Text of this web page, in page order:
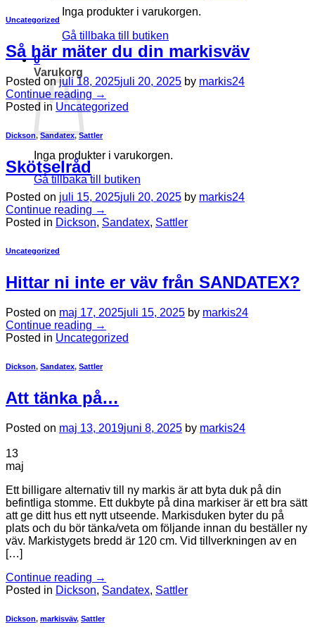
Inga produkter i varukorgen.
Gå tillbaka till butiken
0
Varukorg
Inga produkter i varukorgen.
Gå tillbaka till butiken
Uncategorized
Så här mäter du din markisväv
Posted onjuli 18, 2025juli 20, 2025 by markis24
Continue reading →
Posted in Uncategorized
Dickson,Sandatex,Sattler
Skötselråd
Posted on juli 15, 2025juli 20, 2025 by markis24
Continue reading →
Posted in Dickson, Sandatex, Sattler
Uncategorized
Hittar ni inte er väv från SANDATEX?
Posted on maj 17, 2025juli 15, 2025 by markis24
Continue reading →
Posted in Uncategorized
Dickson, Sandatex, Sattler
Att tänka på…
Posted on maj 13, 2019juni 8, 2025 by markis24
13
maj
Ett billigare alternativ till ny markis är att byta duk på din
befintliga stomme. Ett dukbyte på dina markiser är ett bra sätt
att ge ditt hus ett nytt utseende. Markisduken byter du på
plats och du bör tänka/veta om följande innan du beställer ny
väv. Markistygets bredd är 120 cm. Vid tillverkningen av en
[…]
Continue reading →
Posted in Dickson, Sandatex, Sattler
Dickson, markisväv, Sattler